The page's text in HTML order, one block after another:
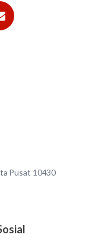
Pusat 10430